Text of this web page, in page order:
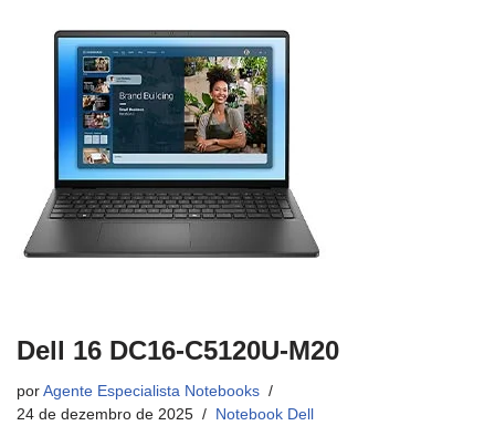
Dell 16 DC16-C5120U-M20
por Agente Especialista Notebooks
24 de dezembro de 2025
Notebook Dell